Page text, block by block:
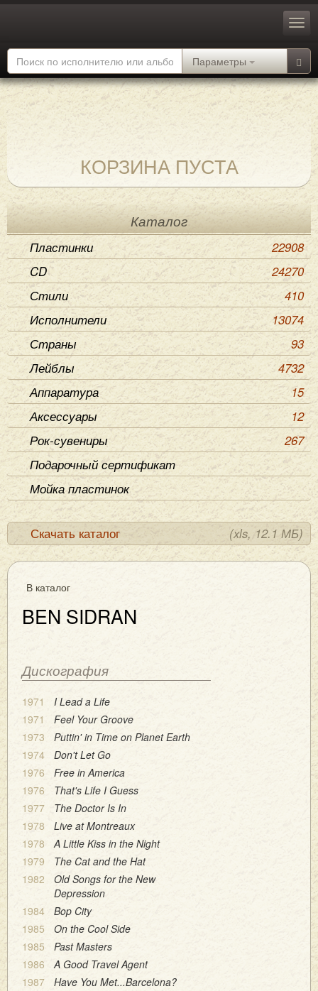
Параметры
КОРЗИНА ПУСТА
Каталог
Пластинки
22908
CD
24270
Стили
410
Исполнители
13074
Страны
93
Лейблы
4732
Аппаратура
15
Аксессуары
12
Рок-сувениры
267
Подарочный сертификат
Мойка пластинок
Скачать каталог (xls, 12.1 МБ)
В каталог
BEN SIDRAN
Дискография
1971
I Lead a Life
1971
Feel Your Groove
1973
Puttin' in Time on Planet Earth
1974
Don't Let Go
1976
Free in America
1976
That's Life I Guess
1977
The Doctor Is In
1978
Live at Montreaux
1978
A Little Kiss in the Night
1979
The Cat and the Hat
1982
Old Songs for the New
Depression
1984
Bop City
1985
On the Cool Side
1985
Past Masters
1986
A Good Travel Agent
1987
Have You Met...Barcelona?